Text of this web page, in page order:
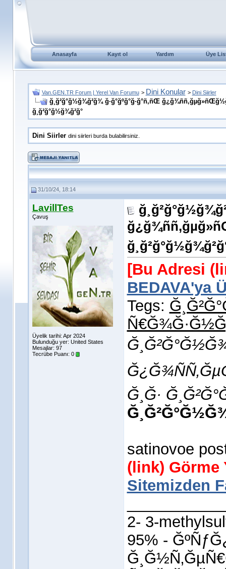
Anasayfa Kayıt ol Yardım Üye
Van.GEN.TR Forum | Yerel Van Forumu > Dini Konular > Dini Siirler
ğ¸ğ²ğ°ğ½ğ¾ğ²ğ¾ ğ·ğ°ğºğ°ğ·ğ°ñ‚ñŒ
ğ¸ğ²ğ°ğ½ğ¾ğ²ğ°
Dini Siirler dini siirleri burda bulabilirsiniz.
31/10/24, 18:14
LavillTes
Çavuş
Üyelik tarihi: Apr 2024
Bulunduğu yer: United States
Mesajlar: 97
Tecrübe Puanı: 0
[Bu Adresi
BEDAVA'ya
Tegs:
Ğ¸Ğ·
satinovoe
(link) Görme
Sitemizden
2- 3-
95% -